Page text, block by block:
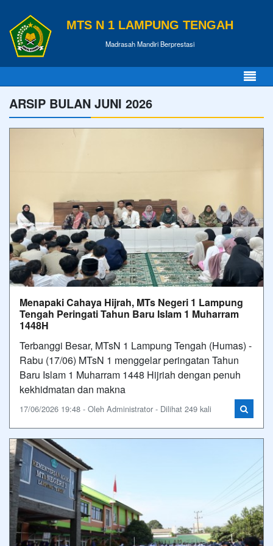
MTS N 1 LAMPUNG TENGAH
Madrasah Mandiri Berprestasi
ARSIP BULAN JUNI 2026
Menapaki Cahaya Hijrah, MTs Negeri 1 Lampung
Tengah Peringati Tahun Baru Islam 1 Muharram
1448H
Terbanggi Besar, MTsN 1 Lampung Tengah (Humas) -
Rabu (17/06) MTsN 1 menggelar peringatan Tahun
Baru Islam 1 Muharram 1448 Hijriah dengan penuh
kekhidmatan dan makna
17/06/2026 19:48 - Oleh Administrator - Dilihat 249 kali